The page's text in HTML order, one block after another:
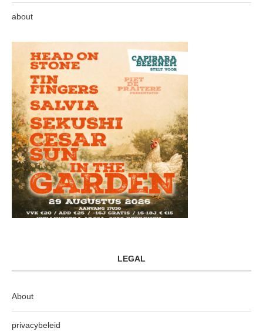
about
LEGAL
About
privacybeleid